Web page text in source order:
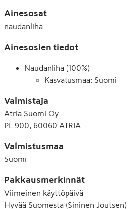
Ainesosat
naudanliha
Ainesosien tiedot
Naudanliha (100%)
Kasvatusmaa: Suomi
Valmistaja
Atria Suomi Oy
PL 900, 60060 ATRIA
Valmistusmaa
Suomi
Pakkausmerkinnät
Viimeinen käyttöpäivä
Hyvää Suomesta (Sininen Joutsen)